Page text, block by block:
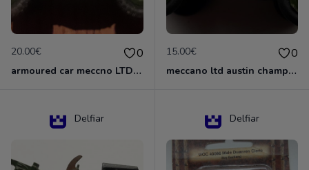
20.00€ 0
armoured car meccno LTD N°670
15.00€ 0
meccano ltd austin champ N°674
Delfiar Delfiar